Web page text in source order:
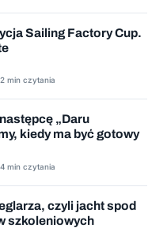
Sailing Factory Cup.
2 min czytania
„Daru
kiedy ma być gotowy
4 min czytania
czyli jacht spod
szkoleniowych